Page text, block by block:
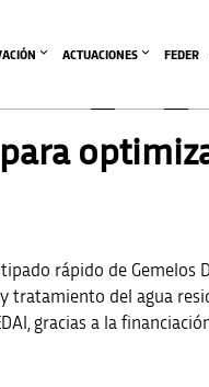
ACTUACIONES FEDER
rápido de Gemelos
del agua
gracias a la